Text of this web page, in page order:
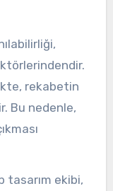
rekabetin
Bu nedenle,
tasarım ekibi,